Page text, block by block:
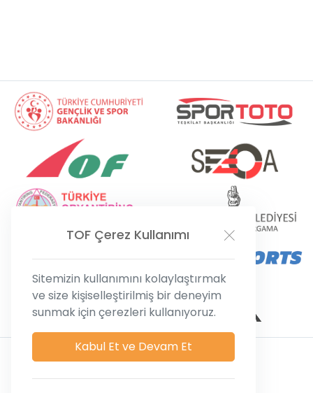
Gizlilik ve Çerez Politikası
TOF Çerez Kullanımı
Sitemizin kullanımını kolaylaştırmak
ve size kişiselleştirilmiş bir deneyim
sunmak için çerezleri kullanıyoruz.
Kabul Et ve Devam Et